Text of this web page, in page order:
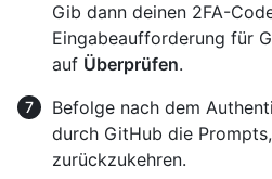
Gib dann deinen 2FA-
Eingabeaufforderung für
auf Überprüfen.
Befolge nach dem
durch GitHub die
zurückzukehren.